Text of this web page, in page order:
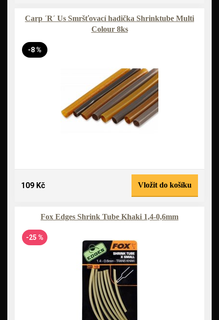
Carp ´R´ Us Smršťovací hadička Shrinktube Multi
Colour 8ks
-8 %
109 Kč Vložit do košíku
Fox Edges Shrink Tube Khaki 1,4-0,6mm
-25 %